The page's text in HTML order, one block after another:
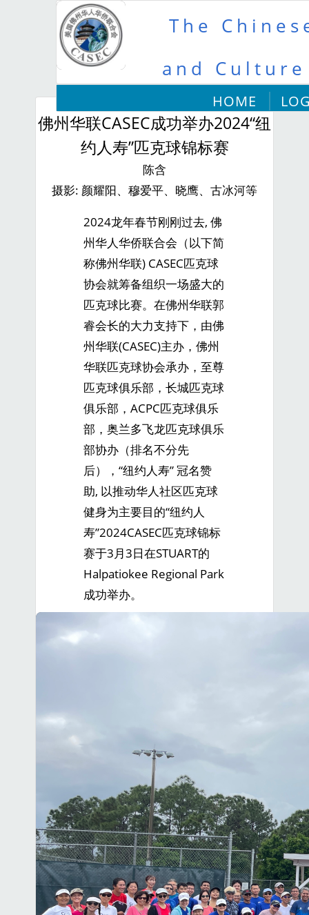
The
and
HOME
佛州华联CASEC成功举办2024“纽
约人寿”匹克球锦标赛
陈含
摄影: 颜耀阳、穆爱平、晓鹰、古冰河等
2024龙年春节刚刚过去, 佛
州华人华侨联合会（以下简
称佛州华联) CASEC匹克球
协会就筹备组织一场盛大的
匹克球比赛。在佛州华联郭
睿会长的大力支持下，由佛
州华联(CASEC)主办，佛州
华联匹克球协会承办，至尊
匹克球俱乐部，长城匹克球
俱乐部，ACPC匹克球俱乐
部，奥兰多飞龙匹克球俱乐
部协办（排名不分先
后），“纽约人寿” 冠名赞
助, 以推动华人社区匹克球
健身为主要目的“纽约人
寿”2024CASEC匹克球锦标
赛于3月3日在STUART的
Halpatiokee Regional Park
成功举办。